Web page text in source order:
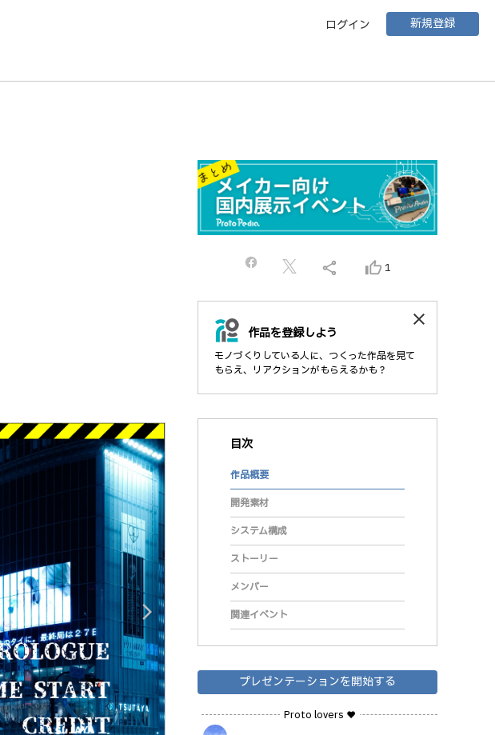
ログイン 新規登録
arrow_forward_ios
share thumb_up_alt 1
作品を登録しよう
モノづくりしている人に、つくった作品を見て
もらえ、リアクションがもらえるかも？
close
目次
作品概要
開発素材
システム構成
ストーリー
メンバー
関連イベント
プレゼンテーションを開始する
Proto lovers ♥